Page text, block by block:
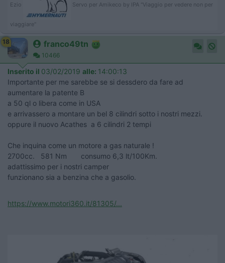
Ezio Servo per Amikeco by IPA "Viaggio per vedere non per
viaggiare"
18 franco49tn
10466
Inserito il 03/02/2019 alle: 14:00:13
Importante per me sarebbe se si dessdero da fare ad
aumentare la patente B
a 50 ql o libera come in USA
e arrivassero a montare un bel 8 cilindri sotto i nostri mezzi.
oppure il nuovo Acathes a 6 cilindri 2 tempi
Che inquina come un motore a gas naturale !
2700cc. 581 Nm consumo 6,3 lt/100Km.
adattissimo per i nostri camper
funzionano sia a benzina che a gasolio.
https://www.motori360.it/81305/...